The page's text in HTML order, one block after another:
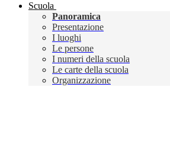
Scuola
Panoramica
Presentazione
I luoghi
Le persone
I numeri della scuola
Le carte della scuola
Organizzazione